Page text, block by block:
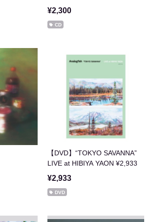
¥2,300
CD
【DVD】“TOKYO SAVANNA”
LIVE at HIBIYA YAON ¥2,933
¥2,933
DVD